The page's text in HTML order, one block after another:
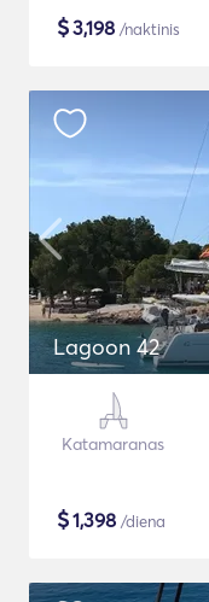
$3,198 /naktinis
Lagoon 42
Katamaranas
$1,398 /diena